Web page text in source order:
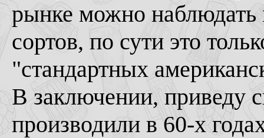
рынке можно наблюдать
сортов, по сути это
"стандартных
В заключении, приведу
производили в 60-х